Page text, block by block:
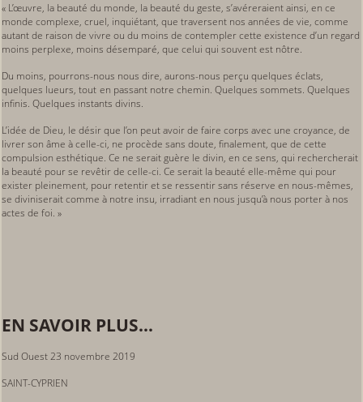
« L’œuvre, la beauté du monde, la beauté du geste, s’avéreraient ainsi, en ce
monde complexe, cruel, inquiétant, que traversent nos années de vie, comme
autant de raison de vivre ou du moins de contempler cette existence d’un regard
moins perplexe, moins désemparé, que celui qui souvent est nôtre.
Du moins, pourrons-nous nous dire, aurons-nous perçu quelques éclats,
quelques lueurs, tout en passant notre chemin. Quelques sommets. Quelques
infinis. Quelques instants divins.
L’idée de Dieu, le désir que l’on peut avoir de faire corps avec une croyance, de
livrer son âme à celle-ci, ne procède sans doute, finalement, que de cette
compulsion esthétique. Ce ne serait guère le divin, en ce sens, qui rechercherait
la beauté pour se revêtir de celle-ci. Ce serait la beauté elle-même qui pour
exister pleinement, pour retentir et se ressentir sans réserve en nous-mêmes,
se diviniserait comme à notre insu, irradiant en nous jusqu’à nous porter à nos
actes de foi. »
EN SAVOIR PLUS...
Sud Ouest 23 novembre 2019
SAINT-CYPRIEN